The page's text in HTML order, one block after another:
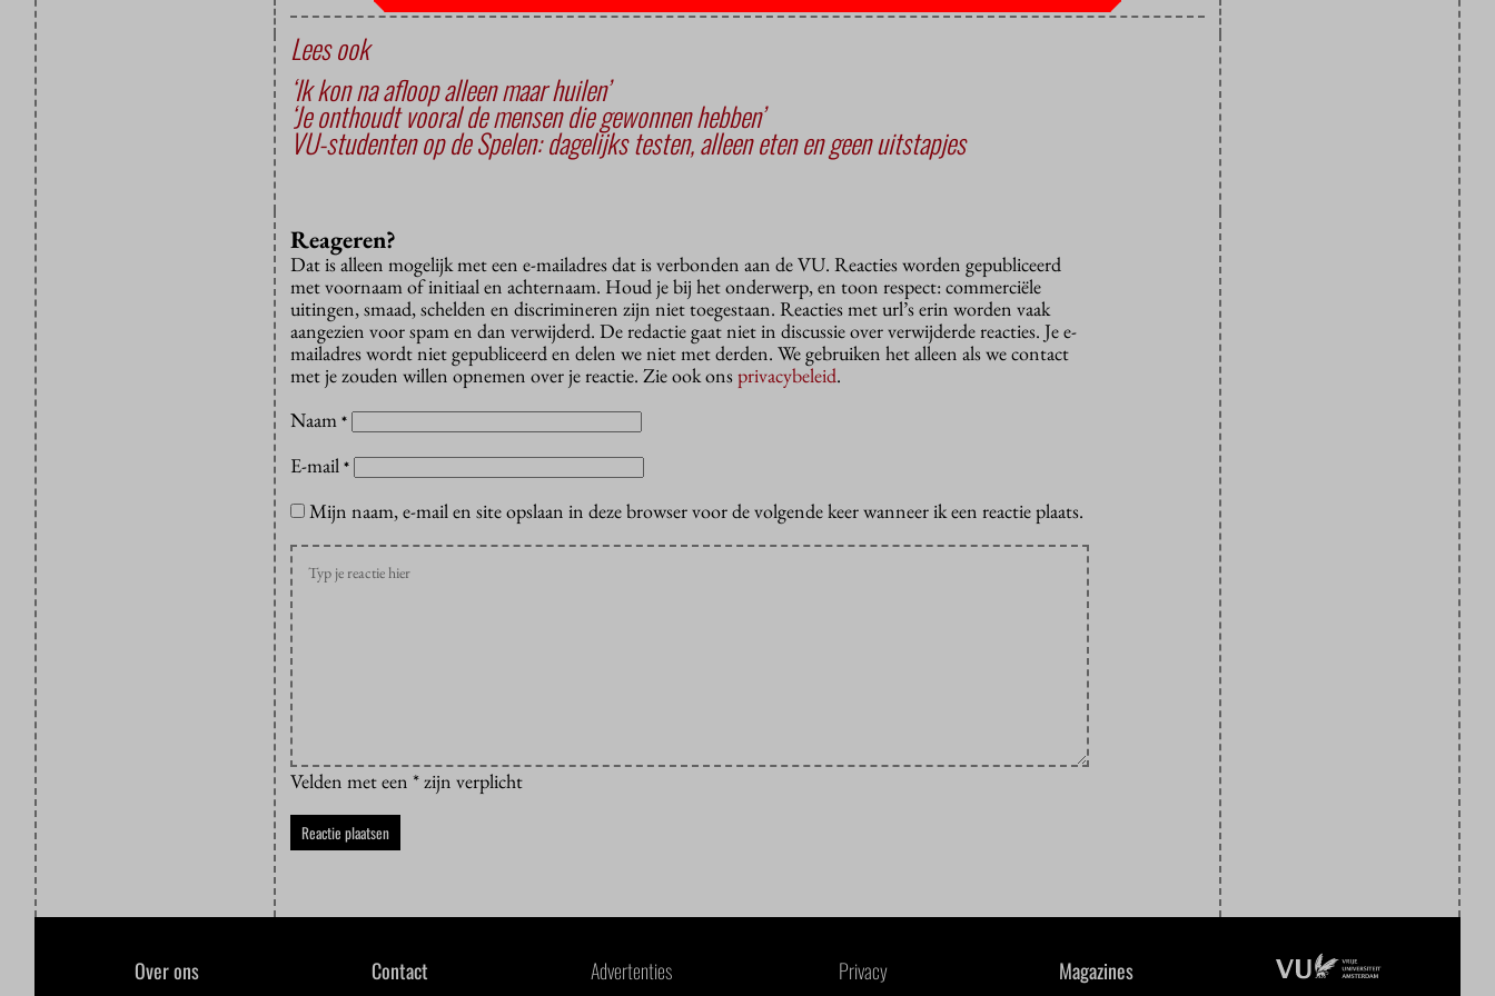
Lees ook
‘Ik kon na afloop alleen maar huilen’
‘Je onthoudt vooral de mensen die gewonnen hebben’
VU-studenten op de Spelen: dagelijks testen, alleen eten en geen uitstapjes
Reageren?
Dat is alleen mogelijk met een e-mailadres dat is verbonden aan de VU. Reacties worden gepubliceerd
met voornaam of initiaal en achternaam. Houd je bij het onderwerp, en toon respect: commerciële
uitingen, smaad, schelden en discrimineren zijn niet toegestaan. Reacties met url’s erin worden vaak
aangezien voor spam en dan verwijderd. De redactie gaat niet in discussie over verwijderde reacties. Je e-
mailadres wordt niet gepubliceerd en delen we niet met derden. We gebruiken het alleen als we contact
met je zouden willen opnemen over je reactie. Zie ook onsprivacybeleid.
Naam *
E-mail *
Mijn naam, e-mail en site opslaan in deze browser voor de volgende keer wanneer ik een reactie plaats.
Velden met een * zijn verplicht
Over ons Contact Advertenties Privacy Magazines